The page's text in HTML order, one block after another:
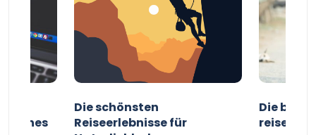
deines
Die schönsten
Reiseerlebnisse für
Die
reisende